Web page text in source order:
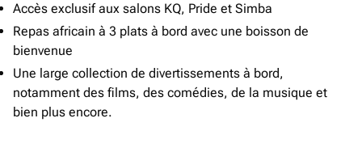
Accès exclusif aux salons KQ, Pride et Simba
Repas africain à 3 plats à bord avec une boisson de
bienvenue
Une large collection de divertissements à bord,
notamment des films, des comédies, de la musique et
bien plus encore.